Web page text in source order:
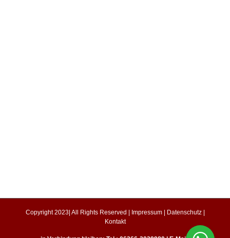
Copyright 2023| All Rights Reserved | Impressum| Datenschutz|
Kontakt